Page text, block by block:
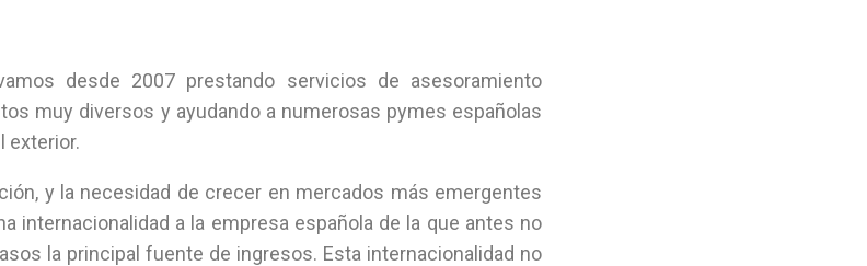
desde 2007 prestando servicios de asesoramiento
muy diversos y ayudando a numerosas pymes españolas
exterior.
y la necesidad de crecer en mercados más emergentes
internacionalidad a la empresa española de la que antes no
la principal fuente de ingresos. Esta internacionalidad no